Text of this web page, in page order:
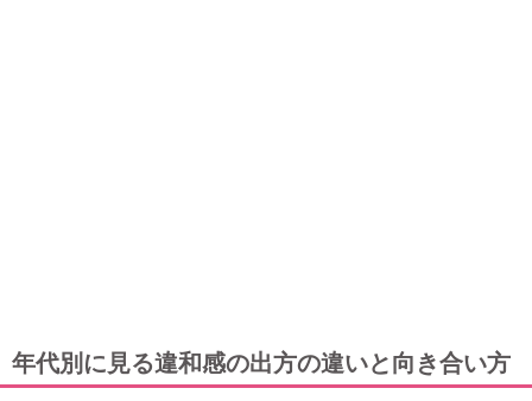
年代別に見る違和感の出方の違いと向き合い方